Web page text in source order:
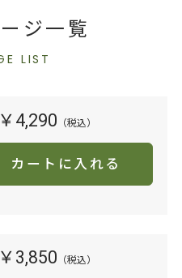
ジ一覧
LIST
￥4,290
カートに入れる
￥3,850